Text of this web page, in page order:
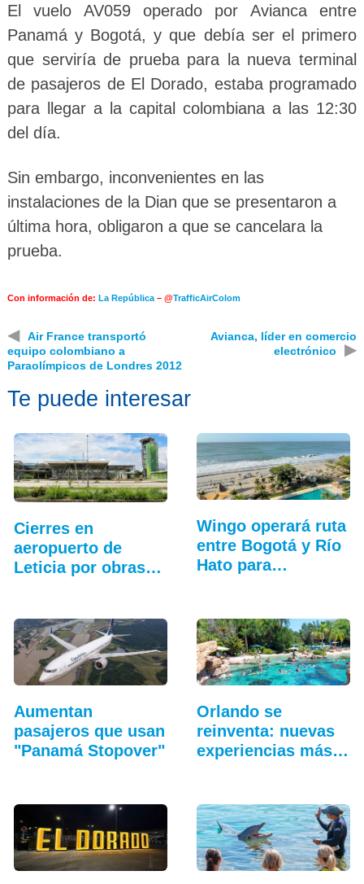
El vuelo AV059 operado por Avianca entre
Panamá y Bogotá, y que debía ser el primero
que serviría de prueba para la nueva terminal
de pasajeros de El Dorado, estaba programado
para llegar a la capital colombiana a las 12:30
del día.
Sin embargo, inconvenientes en las
instalaciones de la Dian que se presentaron a
última hora, obligaron a que se cancelara la
prueba.
Con información de: La República– @TrafficAirColom
◀
Air France transportó
equipo colombiano a
Paraolímpicos de Londres 2012
Avianca, líder en comercio
electrónico
▶
Te puede interesar
Cierres en
aeropuerto de
Leticia por obras
Wingo operará ruta
entre Bogotá y Río
Hato para…
Aumentan
pasajeros que usan
"Panamá Stopover"
Orlando se
reinventa: nuevas
experiencias más